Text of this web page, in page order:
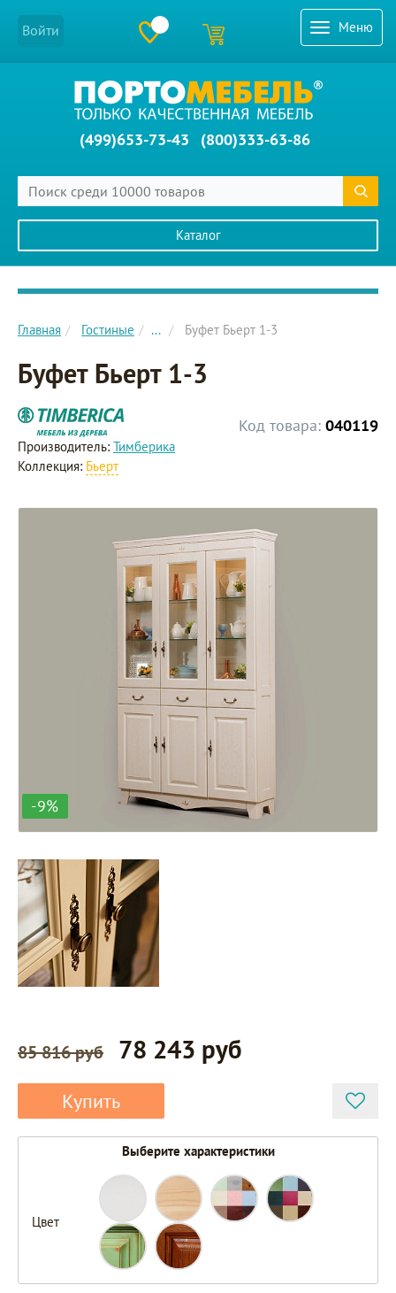
Меню
Войти
(499)653-73-43 (800)333-63-86
Каталог
Главное меню сайта
Главная Гостиные ... Буфет Бьерт 1-3
Буфет Бьерт 1-3
Код товара: 040119
Производитель: Тимберика
Коллекция: Бьерт
-9%
85 816 руб 78 243 руб
Купить
Выберите характеристики
Цвет